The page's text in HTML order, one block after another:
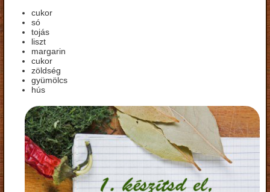
cukor
só
tojás
liszt
margarin
cukor
zöldség
gyümölcs
hús